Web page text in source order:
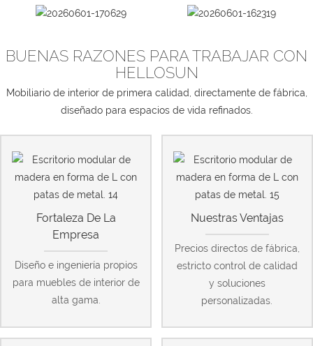
BUENAS RAZONES PARA TRABAJAR CON
HELLOSUN
Mobiliario de interior de primera calidad, directamente de fábrica,
diseñado para espacios de vida refinados.
Fortaleza De La
Empresa
Diseño e ingeniería propios
para muebles de interior de
alta gama.
Nuestras Ventajas
Precios directos de fábrica,
estricto control de calidad
y soluciones
personalizadas.